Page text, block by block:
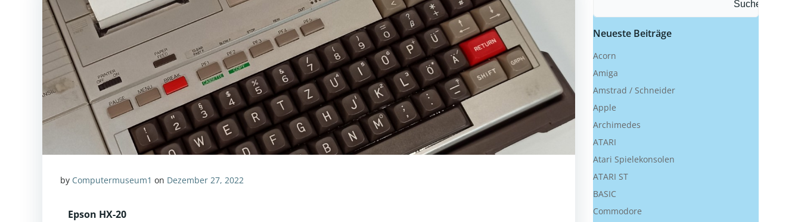
by Computermuseum1 on Dezember 27, 2022
Epson HX-20
Suchen
Neueste Beiträge
Acorn
Amiga
Amstrad / Schneider
Apple
Archimedes
ATARI
Atari Spielekonsolen
ATARI ST
BASIC
Commodore